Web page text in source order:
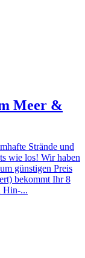
Meer &
Strände und
wie los! Wir haben
günstigen Preis
bekommt Ihr 8
Hin-...